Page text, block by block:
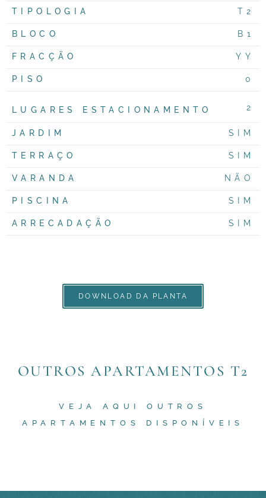
TIPOLOGIA T2
BLOCO B1
FRACÇÃO YY
PISO 0
LUGARES ESTACIONAMENTO 2
JARDIM SIM
TERRAÇO SIM
VARANDA NÃO
PISCINA SIM
ARRECADAÇÃO SIM
DOWNLOAD DA PLANTA
OUTROS APARTAMENTOS T2
VEJA AQUI OUTROS
APARTAMENTOS DISPONÍVEIS